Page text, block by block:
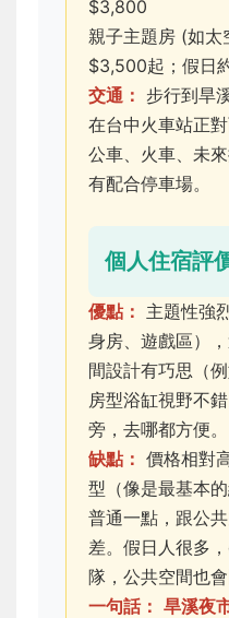
$3,800
親子主題房 (如太
$3,500起；假日
交通： 步行到旱
在台中火車站正
公車、火車、未
有配合停車場。
個人住宿評
優點： 主題性強
身房、遊戲區）
間設計有巧思（
房型浴缸視野不
旁，去哪都方便。
缺點： 價格相對
型（像是最基本
普通一點，跟公
差。假日人很多
隊，公共空間也會
一句話： 旱溪夜